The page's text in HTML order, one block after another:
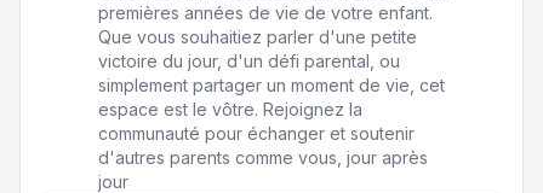
premières années de vie de votre enfant.
Que vous souhaitiez parler d'une petite
victoire du jour, d'un défi parental, ou
simplement partager un moment de vie, cet
espace est le vôtre. Rejoignez la
communauté pour échanger et soutenir
d'autres parents comme vous, jour après
jour